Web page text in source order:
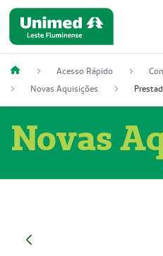
Acesso Rápido
Novas Aquisições
Novas